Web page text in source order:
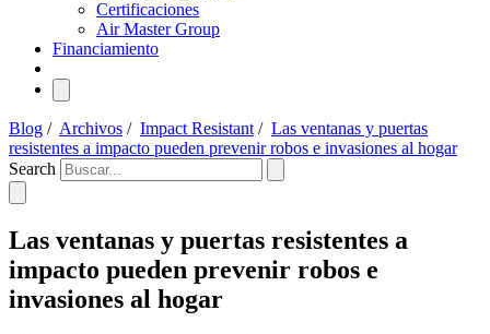
Certificaciones
Air Master Group
Financiamiento
Blog / Archivos / Impact Resistant / Las ventanas y puertas
resistentes a impacto pueden prevenir robos e invasiones al hogar
Search
Las ventanas y puertas resistentes a
impacto pueden prevenir robos e
invasiones al hogar